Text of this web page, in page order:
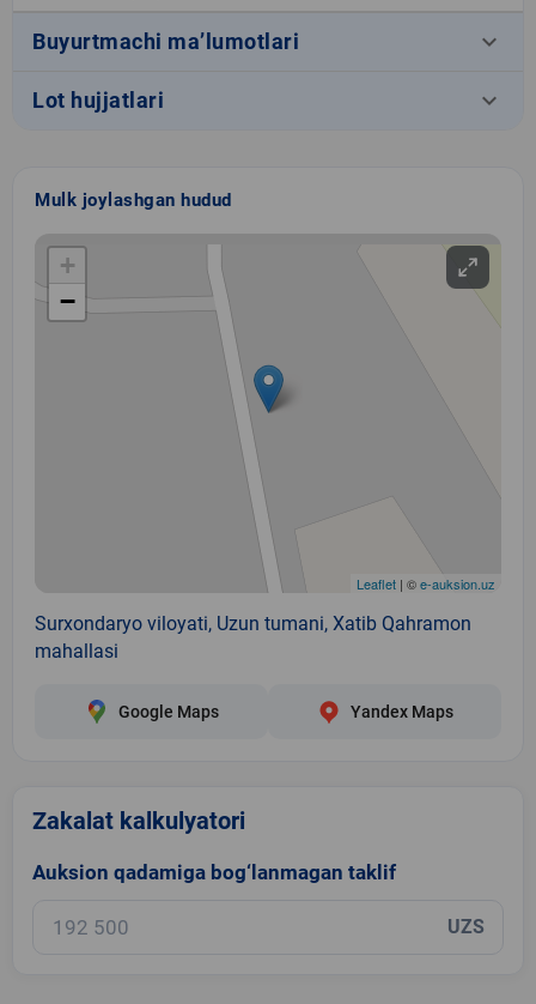
Buyurtmachi ma’lumotlari keyboard_arrow_down
Lot hujjatlari keyboard_arrow_down
Mulk joylashgan hudud
+
−
Leaflet | ©e-auksion.uz
Surxondaryo viloyati, Uzun tumani, Xatib Qahramon
mahallasi
Google Maps Yandex Maps
Zakalat kalkulyatori
Auksion qadamiga bog‘lanmagan taklif
UZS